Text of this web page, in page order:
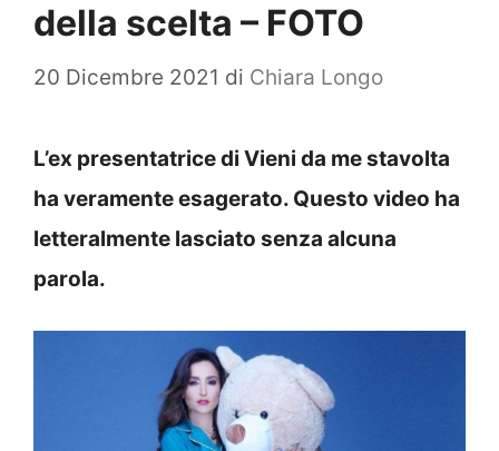
della scelta – FOTO
20 Dicembre 2021 di Chiara Longo
L’ex presentatrice di Vieni da me stavolta
ha veramente esagerato. Questo video ha
letteralmente lasciato senza alcuna
parola.